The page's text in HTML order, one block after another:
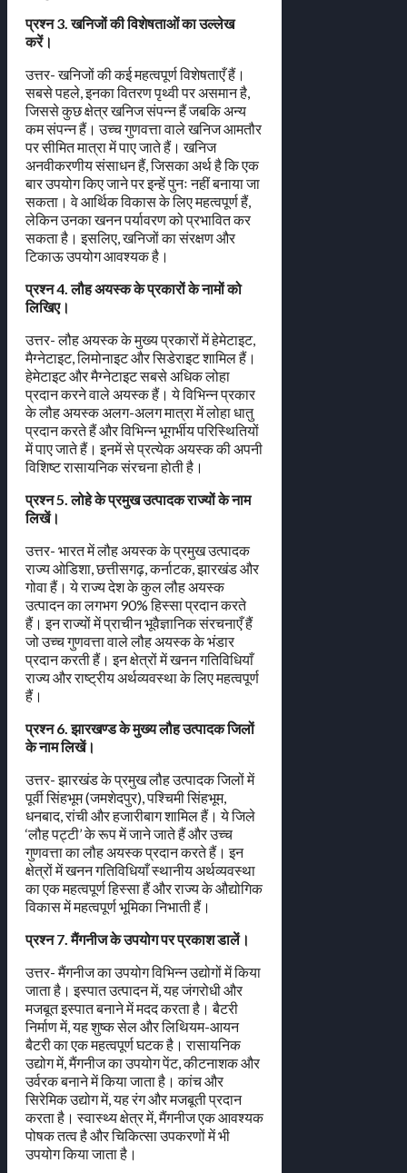
प्रश्न 3. खनिजों की विशेषताओं का उल्लेख
करें।
उत्तर- खनिजों की कई महत्वपूर्ण विशेषताएँ हैं।
सबसे पहले, इनका वितरण पृथ्वी पर असमान है,
जिससे कुछ क्षेत्र खनिज संपन्न हैं जबकि अन्य
कम संपन्न हैं। उच्च गुणवत्ता वाले खनिज आमतौर
पर सीमित मात्रा में पाए जाते हैं। खनिज
अनवीकरणीय संसाधन हैं, जिसका अर्थ है कि एक
बार उपयोग किए जाने पर इन्हें पुनः नहीं बनाया जा
सकता। वे आर्थिक विकास के लिए महत्वपूर्ण हैं,
लेकिन उनका खनन पर्यावरण को प्रभावित कर
सकता है। इसलिए, खनिजों का संरक्षण और
टिकाऊ उपयोग आवश्यक है।
प्रश्न 4. लौह अयस्क के प्रकारों के नामों को
लिखिए।
उत्तर- लौह अयस्क के मुख्य प्रकारों में हेमेटाइट,
मैग्नेटाइट, लिमोनाइट और सिडेराइट शामिल हैं।
हेमेटाइट और मैग्नेटाइट सबसे अधिक लोहा
प्रदान करने वाले अयस्क हैं। ये विभिन्न प्रकार
के लौह अयस्क अलग-अलग मात्रा में लोहा धातु
प्रदान करते हैं और विभिन्न भूगर्भीय परिस्थितियों
में पाए जाते हैं। इनमें से प्रत्येक अयस्क की अपनी
विशिष्ट रासायनिक संरचना होती है।
प्रश्न 5. लोहे के प्रमुख उत्पादक राज्यों के नाम
लिखें।
उत्तर- भारत में लौह अयस्क के प्रमुख उत्पादक
राज्य ओडिशा, छत्तीसगढ़, कर्नाटक, झारखंड और
गोवा हैं। ये राज्य देश के कुल लौह अयस्क
उत्पादन का लगभग 90% हिस्सा प्रदान करते
हैं। इन राज्यों में प्राचीन भूवैज्ञानिक संरचनाएँ हैं
जो उच्च गुणवत्ता वाले लौह अयस्क के भंडार
प्रदान करती हैं। इन क्षेत्रों में खनन गतिविधियाँ
राज्य और राष्ट्रीय अर्थव्यवस्था के लिए महत्वपूर्ण
हैं।
प्रश्न 6. झारखण्ड के मुख्य लौह उत्पादक जिलों
के नाम लिखें।
उत्तर- झारखंड के प्रमुख लौह उत्पादक जिलों में
पूर्वी सिंहभूम (जमशेदपुर), पश्चिमी सिंहभूम,
धनबाद, रांची और हजारीबाग शामिल हैं। ये जिले
‘लौह पट्टी’ के रूप में जाने जाते हैं और उच्च
गुणवत्ता का लौह अयस्क प्रदान करते हैं। इन
क्षेत्रों में खनन गतिविधियाँ स्थानीय अर्थव्यवस्था
का एक महत्वपूर्ण हिस्सा हैं और राज्य के औद्योगिक
विकास में महत्वपूर्ण भूमिका निभाती हैं।
प्रश्न 7. मैंगनीज के उपयोग पर प्रकाश डालें।
उत्तर- मैंगनीज का उपयोग विभिन्न उद्योगों में किया
जाता है। इस्पात उत्पादन में, यह जंगरोधी और
मजबूत इस्पात बनाने में मदद करता है। बैटरी
निर्माण में, यह शुष्क सेल और लिथियम-आयन
बैटरी का एक महत्वपूर्ण घटक है। रासायनिक
उद्योग में, मैंगनीज का उपयोग पेंट, कीटनाशक और
उर्वरक बनाने में किया जाता है। कांच और
सिरेमिक उद्योग में, यह रंग और मजबूती प्रदान
करता है। स्वास्थ्य क्षेत्र में, मैंगनीज एक आवश्यक
पोषक तत्व है और चिकित्सा उपकरणों में भी
उपयोग किया जाता है।